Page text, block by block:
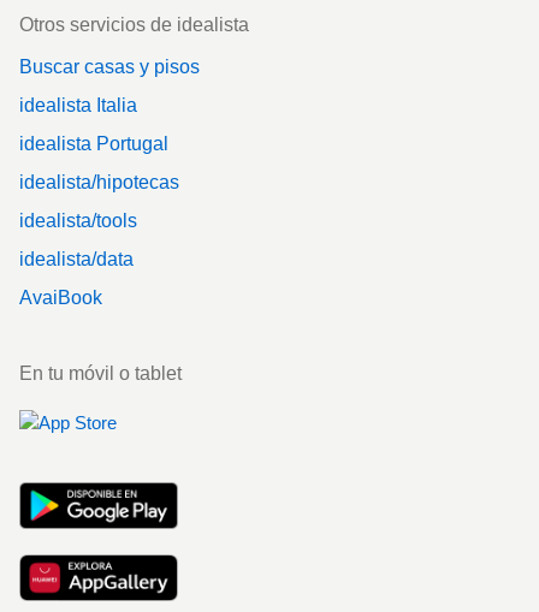
Otros servicios de idealista
Buscar casas y pisos
idealista Italia
idealista Portugal
idealista/hipotecas
idealista/tools
idealista/data
AvaiBook
En tu móvil o tablet